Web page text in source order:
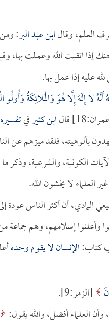
العلم، وقالابن عبد البر:
إذا اتقيت الله وعملت بها،
عليه إذا عمل بها.
لا إِلَهَ إِلَّا هُوَ وَالْمَلائِكَةُ
قال ابن كثيرفيتفسيره
بألوهيته، فلقد ميزهم عن
المادي، أن أكثر الناس عودة
وأعلنوا إسلامهم، وهم
الإنسان لا يقوم وحده
[الزمر:9].
العلماء أفضل، والله يقول: